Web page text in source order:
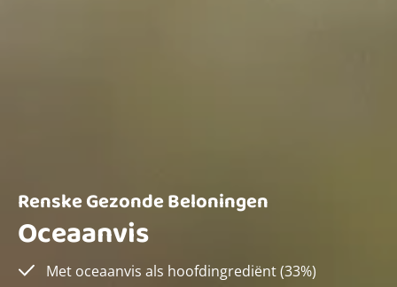
Renske Gezonde Beloningen
Oceaanvis
Met oceaanvis als hoofdingrediënt (33%)